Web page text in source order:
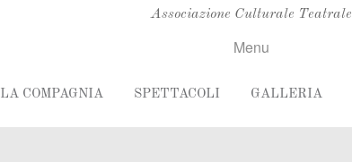
Associazione Culturale Teatrale
Menu
LA COMPAGNIA SPETTACOLI GALLERIA